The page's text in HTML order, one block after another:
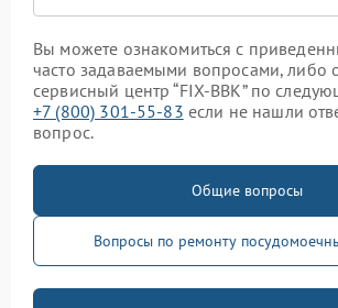
Вы можете ознакомиться с
часто задаваемыми вопросами, либо
сервисный центр “FIX-BBK” по
+7 (800) 301-55-83 если не нашли
вопрос.
Общие вопросы
Вопросы по ремонту